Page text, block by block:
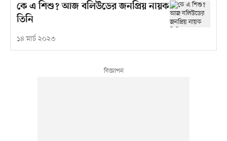
কে এ শিশু? আজ বলিউডের জনপ্রিয় নায়ক
তিনি
১৪ মার্চ ২০২৩